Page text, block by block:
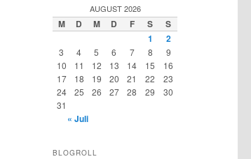
AUGUST 2026
M D M D F S
S
1
2
3 4 5 6 7 8
9
10
11 12 13 14 15
16
17
18 19 20 21 22
23
24
25 26 27 28 29
30
31
« Juli
BLOGROLL